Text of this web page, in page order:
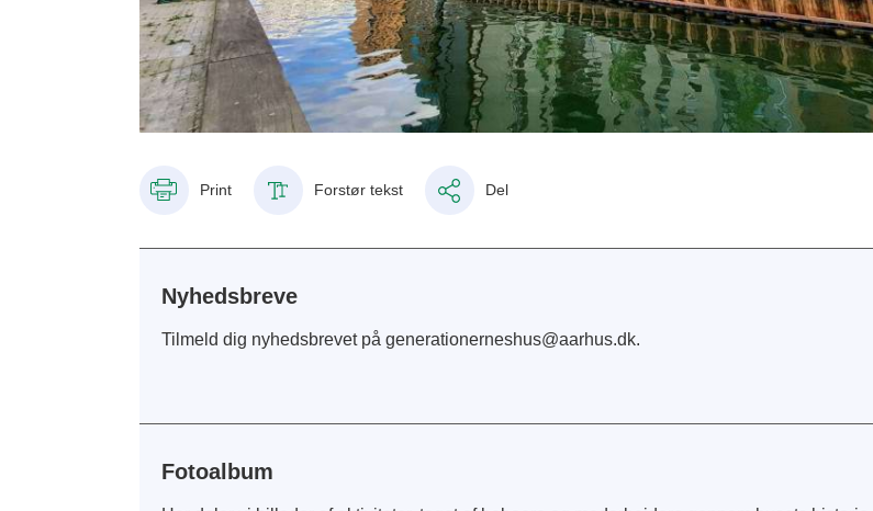
Print Forstør tekst Del
Nyhedsbreve
Tilmeld dig nyhedsbrevet på generationerneshus@aarhus.dk.
Fotoalbum